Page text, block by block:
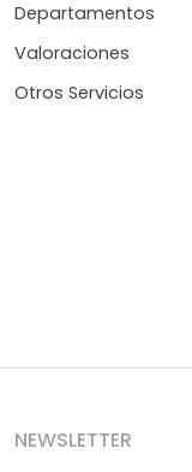
Departamentos
Valoraciones
Otros Servicios
NEWSLETTER